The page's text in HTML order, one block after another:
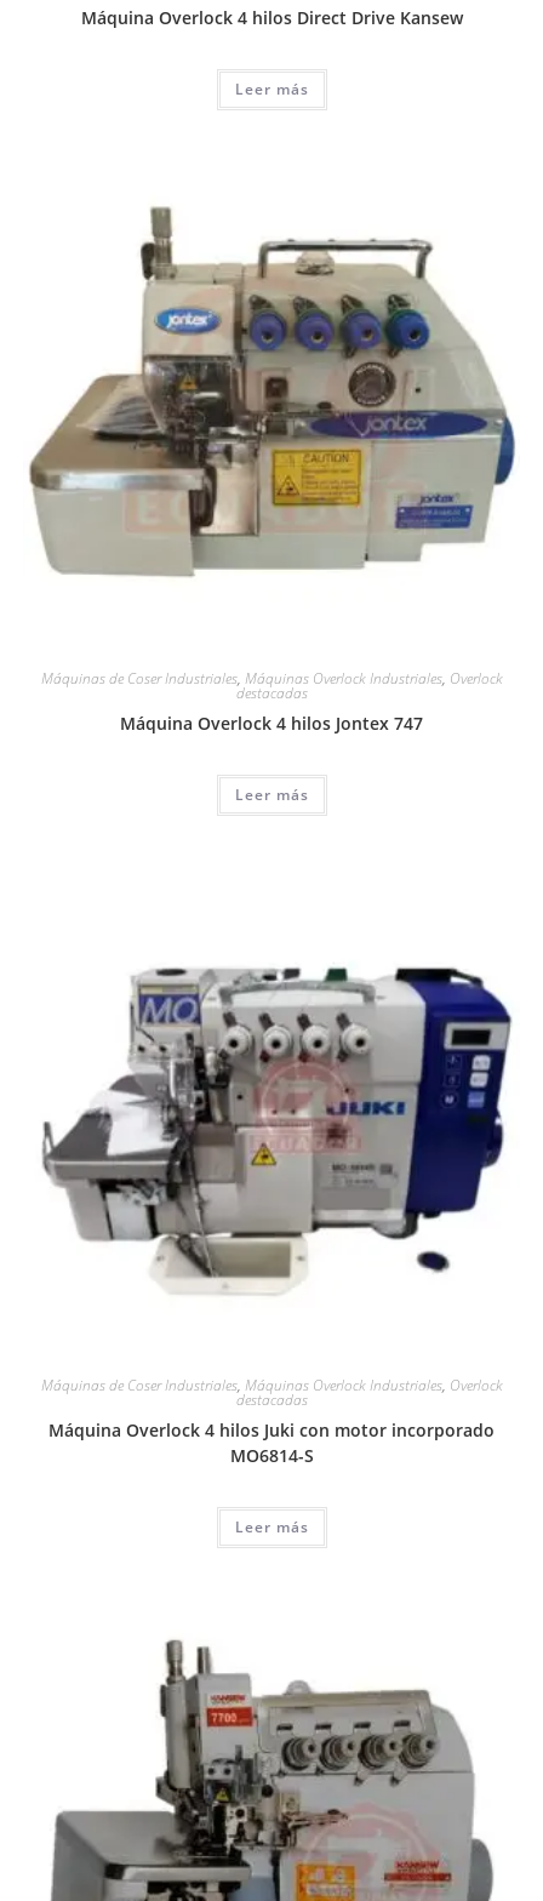
Máquina Overlock 4 hilos Direct Drive Kansew
Leer más
Máquinas de Coser Industriales, Máquinas Overlock Industriales, Overlock
destacadas
Máquina Overlock 4 hilos Jontex 747
Leer más
Máquinas de Coser Industriales, Máquinas Overlock Industriales, Overlock
destacadas
Máquina Overlock 4 hilos Juki con motor incorporado
MO6814-S
Leer más